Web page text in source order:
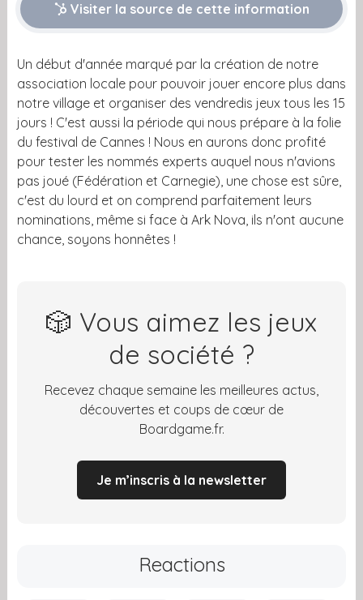
Visiter la source de cette information
Un début d'année marqué par la création de notre
association locale pour pouvoir jouer encore plus dans
notre village et organiser des vendredis jeux tous les 15
jours ! C'est aussi la période qui nous prépare à la folie
du festival de Cannes ! Nous en aurons donc profité
pour tester les nommés experts auquel nous n'avions
pas joué (Fédération et Carnegie), une chose est sûre,
c'est du lourd et on comprend parfaitement leurs
nominations, même si face à Ark Nova, ils n'ont aucune
chance, soyons honnêtes !
🎲 Vous aimez les jeux
de société ?
Recevez chaque semaine les meilleures actus,
découvertes et coups de cœur de
Boardgame.fr.
Je m’inscris à la newsletter
Reactions